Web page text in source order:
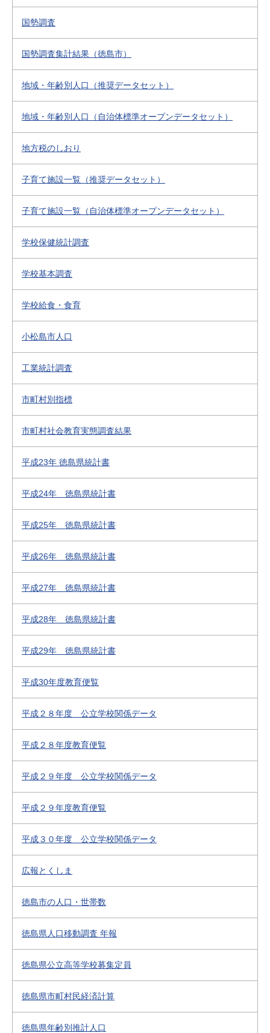
国勢調査
国勢調査集計結果（徳島市）
地域・年齢別人口（推奨データセット）
地域・年齢別人口（自治体標準オープンデータセット）
地方税のしおり
子育て施設一覧（推奨データセット）
子育て施設一覧（自治体標準オープンデータセット）
学校保健統計調査
学校基本調査
学校給食・食育
小松島市人口
工業統計調査
市町村別指標
市町村社会教育実態調査結果
平成23年 徳島県統計書
平成24年 徳島県統計書
平成25年 徳島県統計書
平成26年 徳島県統計書
平成27年 徳島県統計書
平成28年 徳島県統計書
平成29年 徳島県統計書
平成30年度教育便覧
平成２８年度 公立学校関係データ
平成２８年度教育便覧
平成２９年度 公立学校関係データ
平成２９年度教育便覧
平成３０年度 公立学校関係データ
広報とくしま
徳島市の人口・世帯数
徳島県人口移動調査 年報
徳島県公立高等学校募集定員
徳島県市町村民経済計算
徳島県年齢別推計人口